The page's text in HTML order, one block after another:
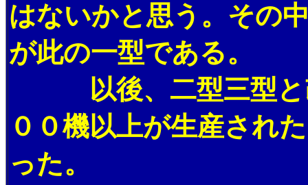
はないかと思う。その
が此の一型である。
以後、二型三型と改
００機以上が生産され
った。